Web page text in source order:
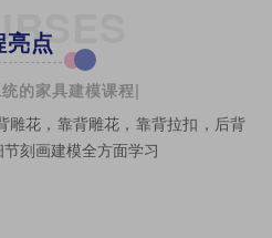
亮点
的家具建模课程|
雕花，靠背雕花，靠背拉扣，后背
刻画建模全方面学习